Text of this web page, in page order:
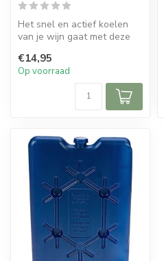
Het snel en actief koelen
van je wijn gaat met deze
€14,95
Op voorraad